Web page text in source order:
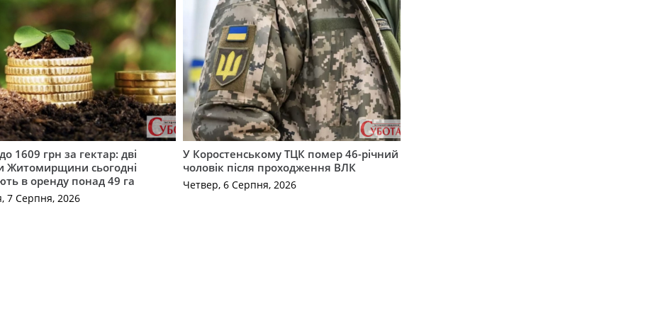
1609 грн за гектар: дві
Житомирщини сьогодні
в оренду понад 49 га
7 Серпня, 2026
У Коростенському ТЦК помер 46-річний
чоловік після проходження ВЛК
Четвер, 6 Серпня, 2026